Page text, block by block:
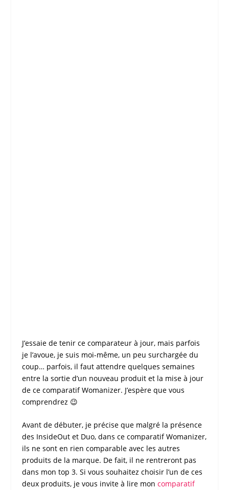
J’essaie de tenir ce comparateurà jour, mais parfois
je l’avoue, je suis moi-même, un peu surchargée du
coup… parfois, il faut attendre quelques semaines
entre la sortie d’un nouveau produit et la mise à jour
de ce comparatif Womanizer. J’espère que vous
comprendrez 😉
Avant de débuter, je précise que malgré la présence
des InsideOut et Duo, dans ce comparatif Womanizer,
ils ne sont en rien comparable avec les autres
produits de la marque. De fait, il ne rentreront pas
dans mon top 3. Si vous souhaitez choisir l’un de ces
deux produits, je vous invite à lire mon comparatif